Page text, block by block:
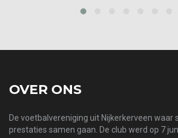
OVER ONS
De voetbalvereniging uit Nijkerkerveen waar
prestaties samen gaan. De club werd op 7